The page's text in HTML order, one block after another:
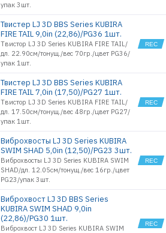
SWIM
SHAD 12.0
RED TAIL
SHAD 3.5
5.0
SLICK
SHAD-V
SLICK
SHAD
упак 3шт.
Твистер LJ 3D BBS Series KUBIRA
FIRE TAIL 9,0in (22,86)/PG36 1шт.
Твистор LJ 3D Series KUBIRA FIRE TAIL/
дл. 22.90см/тонущ./вес 70гр./цвет PG36/
упак 1шт.
Твистер LJ 3D BBS Series KUBIRA
FIRE TAIL 7,0in (17,50)/PG27 1шт.
Твистор LJ 3D Series KUBIRA FIRE TAIL/
дл. 17.50см/тонущ./вес 48гр./цвет PG27/
упак 1шт.
Виброхвосты LJ 3D Series KUBIRA
SWIM SHAD 5,0in (12,50)/PG23 3шт.
Виброхвосты LJ 3D Series KUBIRA SWIM
SHAD/дл. 12.05см/тонущ./вес 16гр./цвет
PG23/упак 3шт.
Виброхвост LJ 3D BBS Series
KUBIRA SWIM SHAD 9,0in
(22,86)/PG30 1шт.
Виброхвост LJ 3D Series KUBIRA SWIM